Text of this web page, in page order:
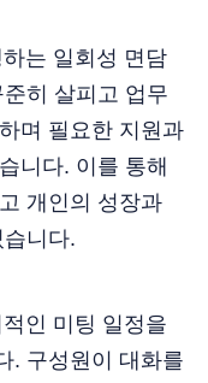
는 일회성 면담
히 살피고 업무
며 필요한 지원과
니다. 이를 통해
개인의 성장과
니다.
인 미팅 일정을
. 구성원이 대화를